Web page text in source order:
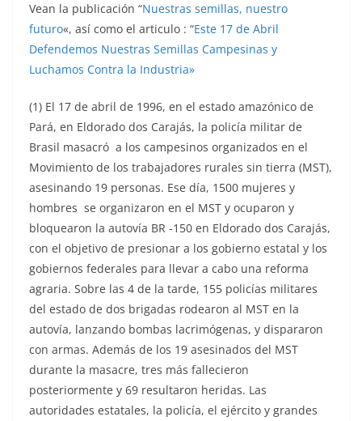
Vean la publicación “Nuestras semillas, nuestro
futuro«, así como el articulo : “Este 17 de Abril
Defendemos Nuestras Semillas Campesinas y
Luchamos Contra la Industria»
(1) El 17 de abril de 1996, en el estado amazónico de
Pará, en Eldorado dos Carajás, la policía militar de
Brasil masacró a los campesinos organizados en el
Movimiento de los trabajadores rurales sin tierra (MST),
asesinando 19 personas. Ese día, 1500 mujeres y
hombres se organizaron en el MST y ocuparon y
bloquearon la autovía BR -150 en Eldorado dos Carajás,
con el objetivo de presionar a los gobierno estatal y los
gobiernos federales para llevar a cabo una reforma
agraria. Sobre las 4 de la tarde, 155 policías militares
del estado de dos brigadas rodearon al MST en la
autovía, lanzando bombas lacrimógenas, y dispararon
con armas. Además de los 19 asesinados del MST
durante la masacre, tres más fallecieron
posteriormente y 69 resultaron heridas. Las
autoridades estatales, la policía, el ejército y grandes